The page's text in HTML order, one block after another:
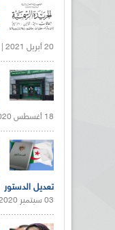
20 أبريل 2021 |
18 أغسطس 2020 |
تعديل الدستور
03 سبتمبر 2020 |